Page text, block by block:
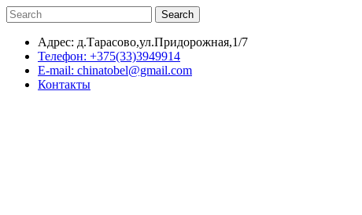
Search
Адрес: д.Тарасово,ул.Придорожная,1/7
Телефон: +375(33)3949914
E-mail: chinatobel@gmail.com
Контакты